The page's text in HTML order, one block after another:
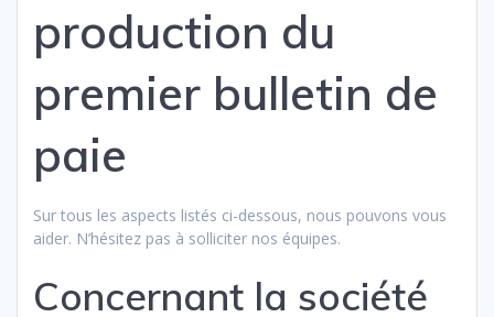
production du
premier bulletin de
paie
Sur tous les aspects listés ci-dessous, nous pouvons vous
aider. N’hésitez pas à solliciter nos équipes.
Concernant la société